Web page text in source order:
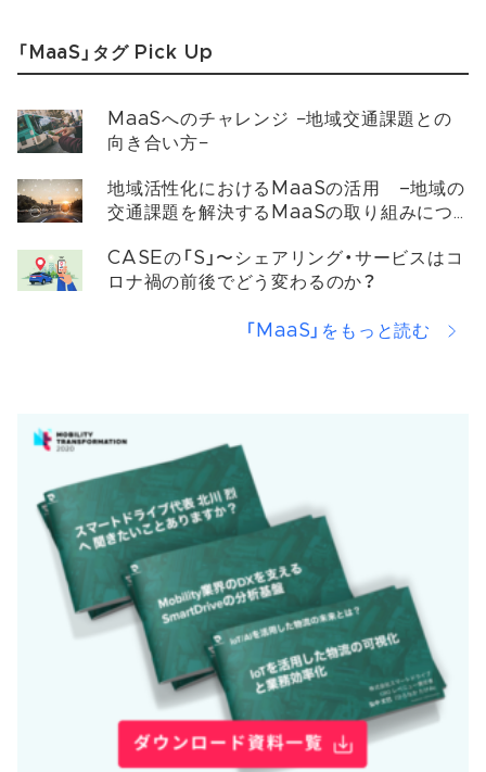
「MaaS」タグ Pick Up
MaaSへのチャレンジ −地域交通課題との
向き合い方−
地域活性化におけるMaaSの活用 –地域の
交通課題を解決するMaaSの取り組みにつ
CASEの「S」〜シェアリング・サービスはコ
ロナ禍の前後でどう変わるのか？
「MaaS」をもっと読む